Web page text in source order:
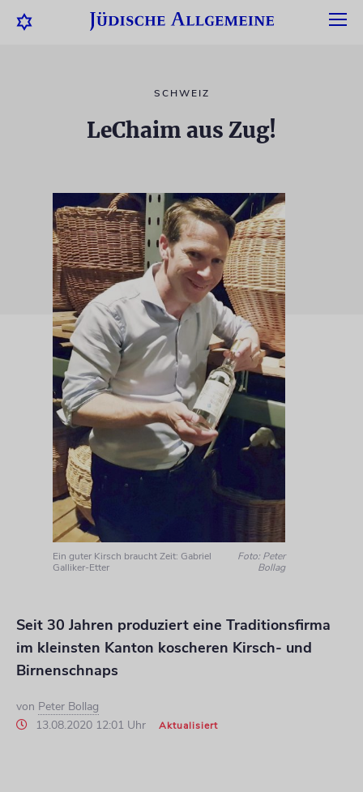
SCHWEIZ
LeChaim aus Zug!
Ein guter Kirsch braucht Zeit: Gabriel
Galliker-Etter
Foto: Peter
Bollag
Seit 30 Jahren produziert eine Traditionsfirma
im kleinsten Kanton koscheren Kirsch- und
Birnenschnaps
von Peter Bollag
13.08.2020 12:01 Uhr
Aktualisiert